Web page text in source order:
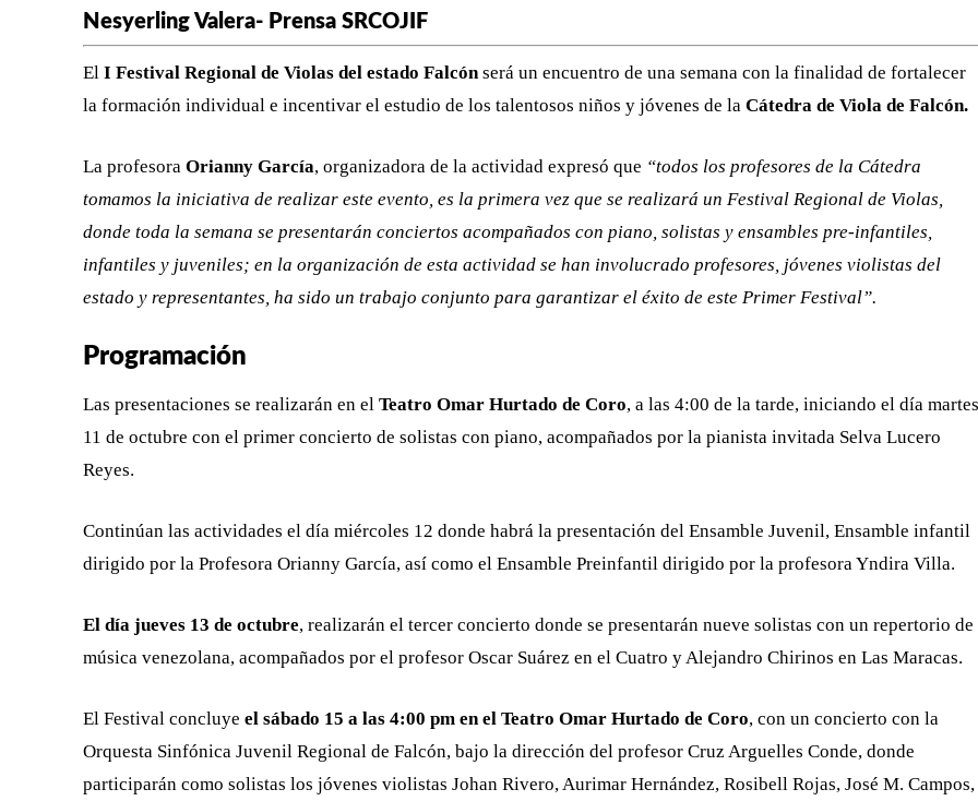
Nesyerling Valera- Prensa SRCOJIF
El I Festival Regional de Violas del estado Falcón será un encuentro de una semana con la finalidad de fortalecer
la formación individual e incentivar el estudio de los talentosos niños y jóvenes de la Cátedra de Viola de Falcón.
La profesora Orianny García, organizadora de la actividad expresó que “todos los profesores de la Cátedra
tomamos la iniciativa de realizar este evento, es la primera vez que se realizará un Festival Regional de Violas,
donde toda la semana se presentarán conciertos acompañados con piano, solistas y ensambles pre-infantiles,
infantiles y juveniles; en la organización de esta actividad se han involucrado profesores, jóvenes violistas del
estado y representantes, ha sido un trabajo conjunto para garantizar el éxito de este Primer Festival”.
Programación
Las presentaciones se realizarán en el Teatro Omar Hurtado de Coro, a las 4:00 de la tarde, iniciando el día martes
11 de octubre con el primer concierto de solistas con piano, acompañados por la pianista invitada Selva Lucero
Reyes.
Continúan las actividades el día miércoles 12 donde habrá la presentación del Ensamble Juvenil, Ensamble infantil
dirigido por la Profesora Orianny García, así como el Ensamble Preinfantil dirigido por la profesora Yndira Villa.
El día jueves 13 de octubre, realizarán el tercer concierto donde se presentarán nueve solistas con un repertorio de
música venezolana, acompañados por el profesor Oscar Suárez en el Cuatro y Alejandro Chirinos en Las Maracas.
El Festival concluye el sábado 15 a las 4:00 pm en el Teatro Omar Hurtado de Coro, con un concierto con la
Orquesta Sinfónica Juvenil Regional de Falcón, bajo la dirección del profesor Cruz Arguelles Conde, donde
participarán como solistas los jóvenes violistas Johan Rivero, Aurimar Hernández, Rosibell Rojas, José M. Campos,